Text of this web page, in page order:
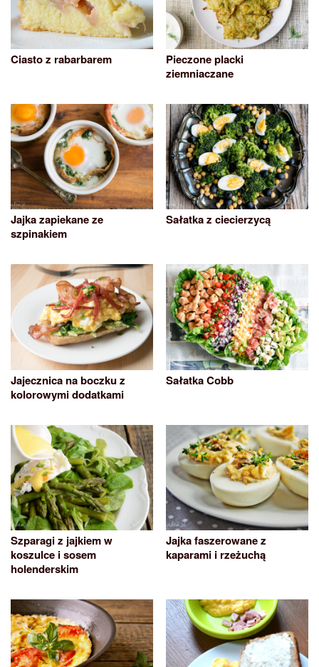
Ciasto z rabarbarem
Pieczone placki
ziemniaczane
Jajka zapiekane ze
szpinakiem
Sałatka z ciecierzycą
Jajecznica na boczku z
kolorowymi dodatkami
Sałatka Cobb
Szparagi z jajkiem w
koszulce i sosem
holenderskim
Jajka faszerowane z
kaparami i rzeżuchą